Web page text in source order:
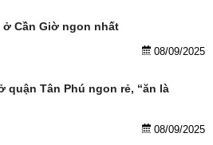
ở Cần Giờ ngon nhất
08/09/2025
quận Tân Phú ngon rẻ, “ăn là
08/09/2025